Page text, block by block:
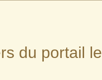
du portail